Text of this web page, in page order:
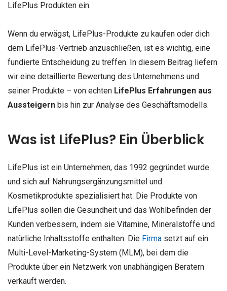
LifePlus Produkten ein.
Wenn du erwägst, LifePlus-Produkte zu kaufen oder dich
dem LifePlus-Vertrieb anzuschließen, ist es wichtig, eine
fundierte Entscheidung zu treffen. In diesem Beitrag liefern
wir eine detaillierte Bewertung des Unternehmens und
seiner Produkte – von echten LifePlus Erfahrungen aus
Aussteigern bis hin zur Analyse des Geschäftsmodells.
Was ist LifePlus? Ein Überblick
LifePlus ist ein Unternehmen, das 1992 gegründet wurde
und sich auf Nahrungsergänzungsmittel und
Kosmetikprodukte spezialisiert hat. Die Produkte von
LifePlus sollen die Gesundheit und das Wohlbefinden der
Kunden verbessern, indem sie Vitamine, Mineralstoffe und
natürliche Inhaltsstoffe enthalten. Die Firma setzt auf ein
Multi-Level-Marketing-System (MLM), bei dem die
Produkte über ein Netzwerk von unabhängigen Beratern
verkauft werden.